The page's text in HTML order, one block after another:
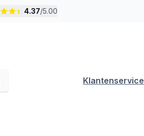
4.37/5.00
Klantenservice